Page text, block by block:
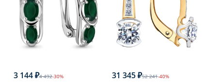
3 144 ₽4 492-30% 31 345 ₽52 241-40%